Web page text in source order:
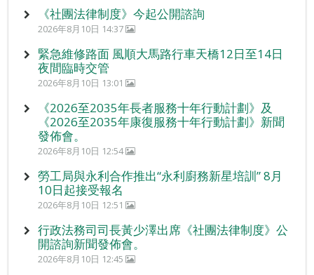
《社團法律制度》今起公開諮詢
2026年8月10日 14:37
緊急維修路面 風順大馬路行車天橋12日至14日
夜間臨時交管
2026年8月10日 13:01
《2026至2035年長者服務十年行動計劃》及
《2026至2035年康復服務十年行動計劃》新聞
發佈會。
2026年8月10日 12:54
勞工局與永利合作推出“永利廚務新星培訓” 8月
10日起接受報名
2026年8月10日 12:51
行政法務司司長黃少澤出席《社團法律制度》公
開諮詢新聞發佈會。
2026年8月10日 12:45